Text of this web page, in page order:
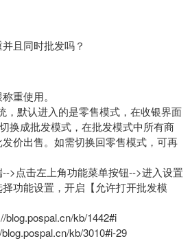
且同时批发吗？
重使用。
，默认进入的是零售模式，在收银界面
换成批发模式，在批发模式中所有商
价出售。如需切换回零售模式，可再
>点击左上角功能菜单按钮-->进入设置
功能设置，开启【允许打开批发模
blog.pospal.cn/kb/1442#i
kb/3010#i-29